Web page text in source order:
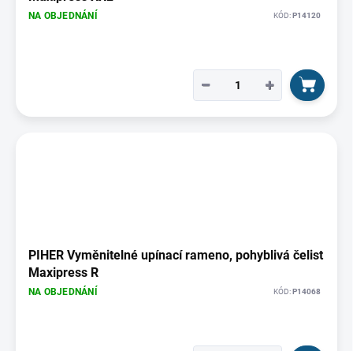
NA OBJEDNÁNÍ KÓD:P14120
+
−
PIHER Vyměnitelné upínací rameno, pohyblivá čelist
Maxipress R
NA OBJEDNÁNÍ KÓD:P14068